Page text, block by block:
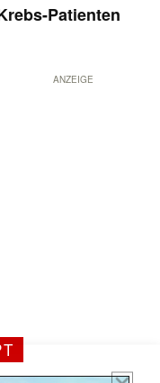
Patienten
ANZEIGE